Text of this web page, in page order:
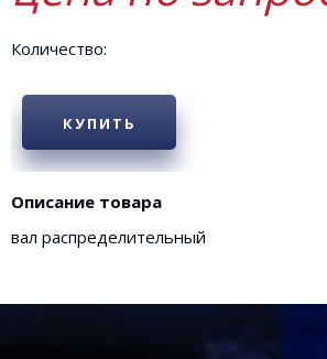
Количество:
КУПИТЬ
Описание товара
вал распределительный